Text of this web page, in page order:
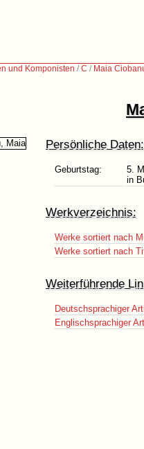
und Komponisten /C / Maia
Persönliche Daten:
Geburtstag:
5.
in
Werkverzeichnis:
Werke sortiert nach
Werke sortiert nach
Weiterführende
Deutschsprachiger
Englischsprachiger